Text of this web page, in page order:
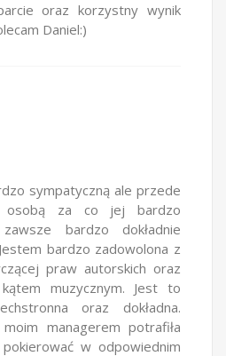
oraz korzystny wynik
Daniel:)
sympatyczną ale przede
osobą za co jej bardzo
bardzo dokładnie
bardzo zadowolona z
praw autorskich oraz
muzycznym. Jest to
oraz dokładna.
managerem potrafiła
w odpowiednim